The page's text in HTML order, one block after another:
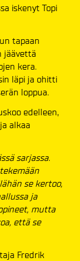
iskenyt Topi
tapaan
jäävettä
kera.
läpi ja ohitti
loppua.
edelleen,
alkaa
sarjassa.
se kertoo,
ja
mutta
että se
Fredrik